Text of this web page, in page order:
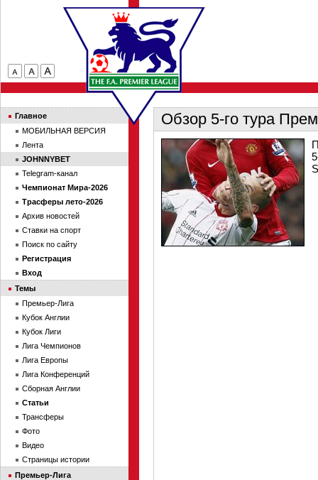
Обзор 5-го тура
Главное
МОБИЛЬНАЯ ВЕРСИЯ
Лента
JOHNNYBET
Telegram-канал
Чемпионат Мира-2026
Трасферы лето-2026
Архив новостей
Ставки на спорт
Поиск по сайту
Регистрация
Вход
Темы
Премьер-Лига
Кубок Англии
Кубок Лиги
Лига Чемпионов
Лига Европы
Лига Конференций
Сборная Англии
Статьи
Трансферы
Фото
Видео
Страницы истории
Премьер-Лига